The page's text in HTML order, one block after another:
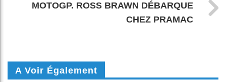
MOTOGP. ROSS BRAWN DÉBARQUE
CHEZ PRAMAC
A Voir Également